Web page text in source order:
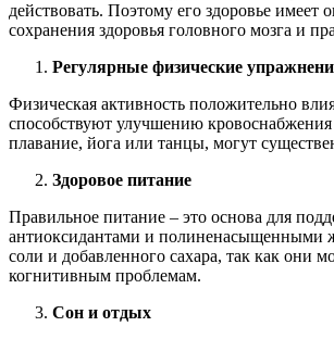
действовать. Поэтому его здоровье
сохранения здоровья головного мозга и
Регулярные физические
Физическая активность положительно
способствуют улучшению
плавание, йога или танцы, могут
Здоровое питание
Правильное питание – это основа для
антиоксидантами и полиненасыщенными
соли и добавленного сахара, так как они
когнитивным проблемам.
Сон и отдых